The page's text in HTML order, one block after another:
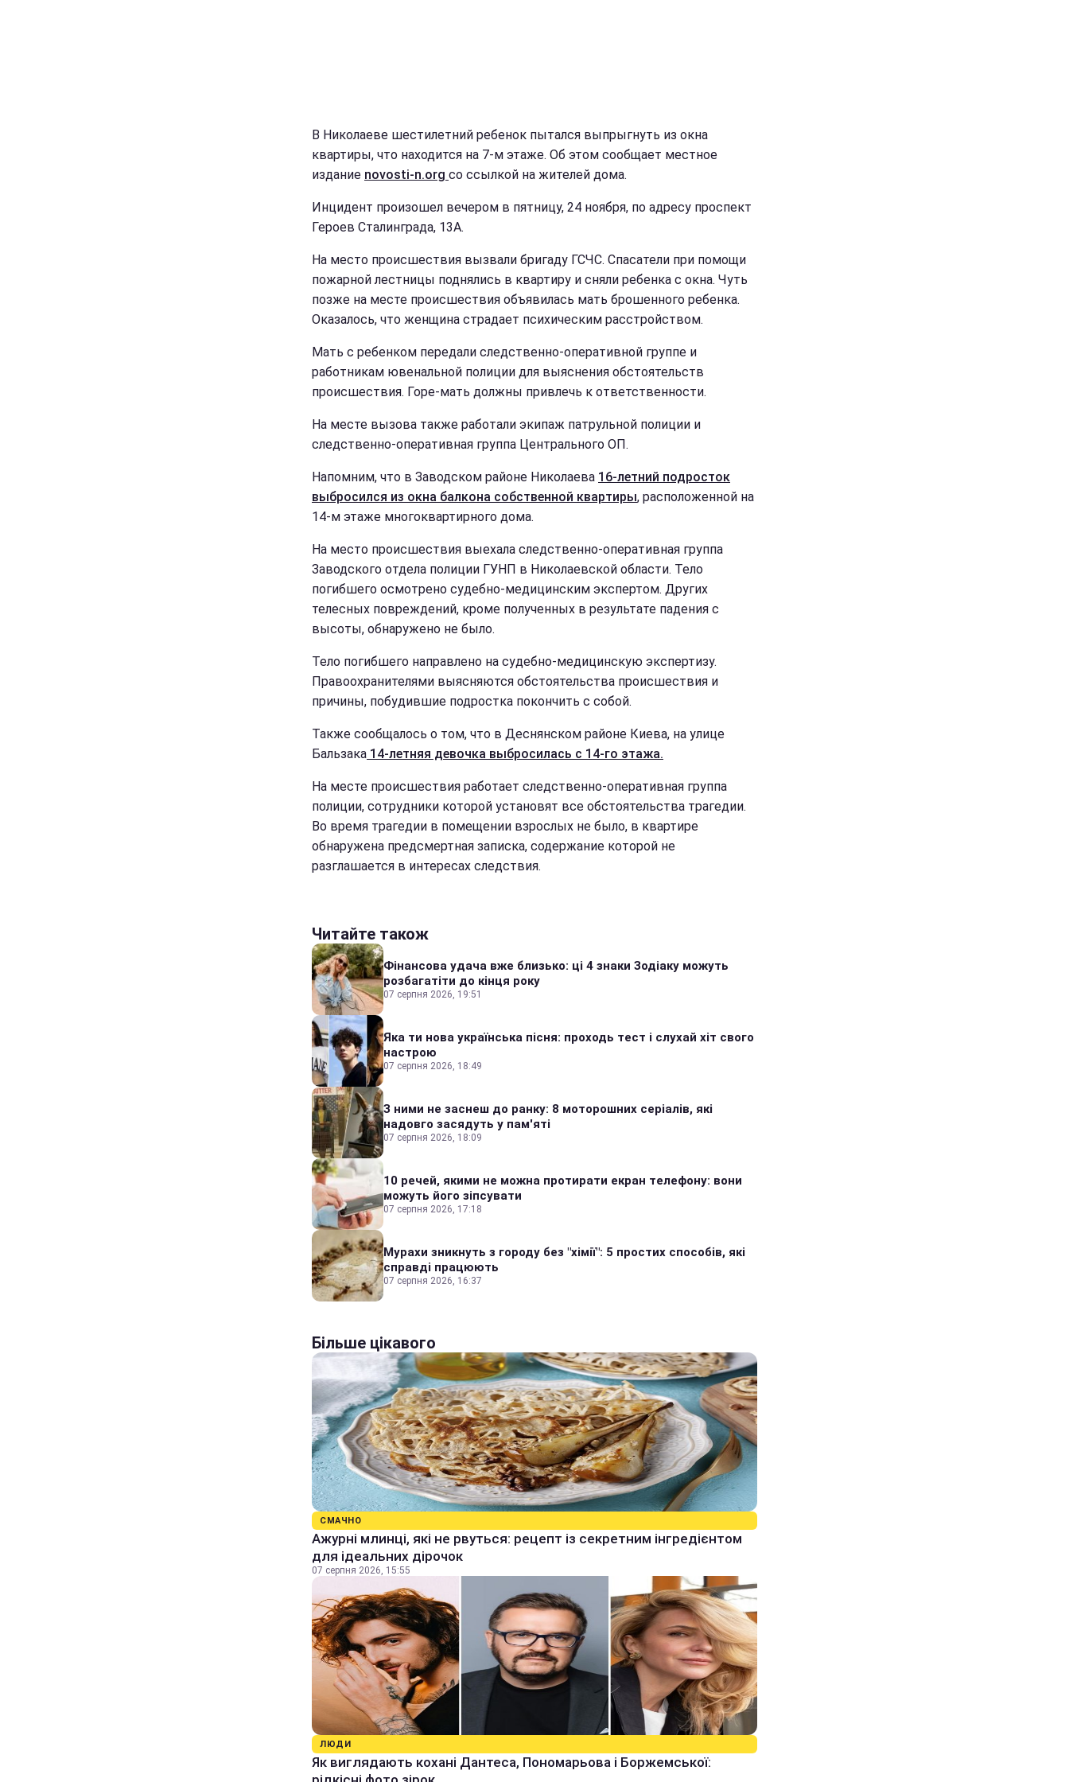
В Николаеве шестилетний ребенок пытался выпрыгнуть из окна
квартиры, что находится на 7-м этаже. Об этом сообщает местное
издание novosti-n.org со ссылкой на жителей дома.
Инцидент произошел вечером в пятницу, 24 ноября, по адресу проспект
Героев Сталинграда, 13А.
На место происшествия вызвали бригаду ГСЧС. Спасатели при помощи
пожарной лестницы поднялись в квартиру и сняли ребенка с окна. Чуть
позже на месте происшествия объявилась мать брошенного ребенка.
Оказалось, что женщина страдает психическим расстройством.
Мать с ребенком передали следственно-оперативной группе и
работникам ювенальной полиции для выяснения обстоятельств
происшествия. Горе-мать должны привлечь к ответственности.
На месте вызова также работали экипаж патрульной полиции и
следственно-оперативная группа Центрального ОП.
Напомним, что в Заводском районе Николаева 16-летний подросток
выбросился из окна балкона собственной квартиры, расположенной на
14-м этаже многоквартирного дома.
На место происшествия выехала следственно-оперативная группа
Заводского отдела полиции ГУНП в Николаевской области. Тело
погибшего осмотрено судебно-медицинским экспертом. Других
телесных повреждений, кроме полученных в результате падения с
высоты, обнаружено не было.
Тело погибшего направлено на судебно-медицинскую экспертизу.
Правоохранителями выясняются обстоятельства происшествия и
причины, побудившие подростка покончить с собой.
Также сообщалось о том, что в Деснянском районе Киева, на улице
Бальзака 14-летняя девочка выбросилась с 14-го этажа.
На месте происшествия работает следственно-оперативная группа
полиции, сотрудники которой установят все обстоятельства трагедии.
Во время трагедии в помещении взрослых не было, в квартире
обнаружена предсмертная записка, содержание которой не
разглашается в интересах следствия.
Читайте також
Фінансова удача вже близько: ці 4 знаки Зодіаку можуть
розбагатіти до кінця року
07 серпня 2026, 19:51
Яка ти нова українська пісня: проходь тест і слухай хіт свого
настрою
07 серпня 2026, 18:49
З ними не заснеш до ранку: 8 моторошних серіалів, які
надовго засядуть у пам'яті
07 серпня 2026, 18:09
10 речей, якими не можна протирати екран телефону: вони
можуть його зіпсувати
07 серпня 2026, 17:18
Мурахи зникнуть з городу без "хімії": 5 простих способів, які
справді працюють
07 серпня 2026, 16:37
Більше цікавого
СМАЧНО
Ажурні млинці, які не рвуться: рецепт із секретним інгредієнтом
для ідеальних дірочок
07 серпня 2026, 15:55
ЛЮДИ
Як виглядають кохані Дантеса, Пономарьова і Боржемської: